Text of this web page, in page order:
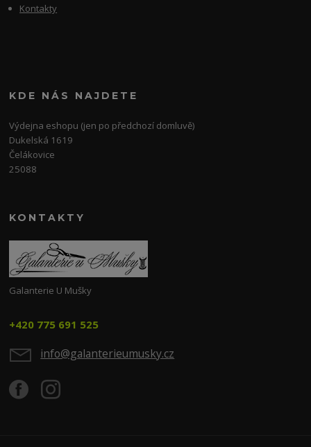
Kontakty
KDE NÁS NAJDETE
Výdejna eshopu (jen po předchozí domluvě)
Dukelská 1619
Čelákovice
25088
KONTAKTY
Galanterie U Mušky
+420 775 691 525
info@galanterieumusky.cz